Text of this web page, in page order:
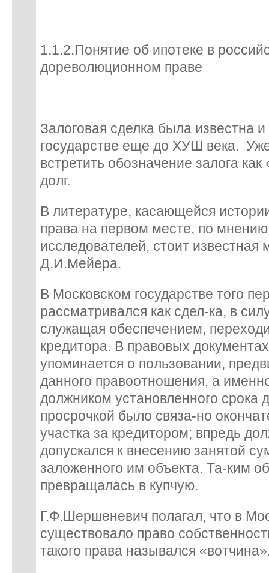
1.1.2.Понятие об ипотеке в
дореволюционном праве
Залоговая сделка была известна
государстве еще до ХУШ века.
встретить обозначение залога
долг.
В литературе, касающейся
права на первом месте, по
исследователей, стоит известная
Д.И.Мейера.
В Московском государстве того
рассматривался как сдел-ка, в
служащая обеспечением,
кредитора. В правовых
упоминается о пользовании,
данного правоотношения, а
должником установленного срока
просрочкой было связа-но
участка за кредитором; впредь
допускался к внесению занятой
заложенного им объекта. Та-ким
превращалась в купчую.
Г.Ф.Шершеневич полагал, что в
существовало право
такого права назывался